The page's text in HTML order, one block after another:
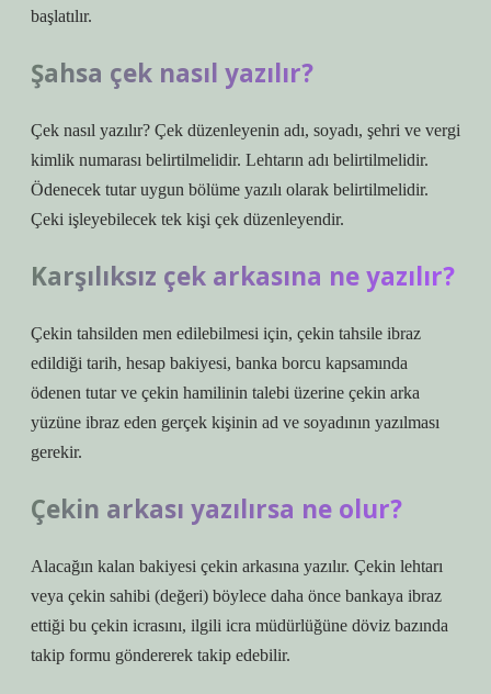
başlatılır.
Şahsa çek nasıl yazılır?
Çek nasıl yazılır? Çek düzenleyenin adı, soyadı, şehri ve vergi
kimlik numarası belirtilmelidir. Lehtarın adı belirtilmelidir.
Ödenecek tutar uygun bölüme yazılı olarak belirtilmelidir.
Çeki işleyebilecek tek kişi çek düzenleyendir.
Karşılıksız çek arkasına ne yazılır?
Çekin tahsilden men edilebilmesi için, çekin tahsile ibraz
edildiği tarih, hesap bakiyesi, banka borcu kapsamında
ödenen tutar ve çekin hamilinin talebi üzerine çekin arka
yüzüne ibraz eden gerçek kişinin ad ve soyadının yazılması
gerekir.
Çekin arkası yazılırsa ne olur?
Alacağın kalan bakiyesi çekin arkasına yazılır. Çekin lehtarı
veya çekin sahibi (değeri) böylece daha önce bankaya ibraz
ettiği bu çekin icrasını, ilgili icra müdürlüğüne döviz bazında
takip formu göndererek takip edebilir.